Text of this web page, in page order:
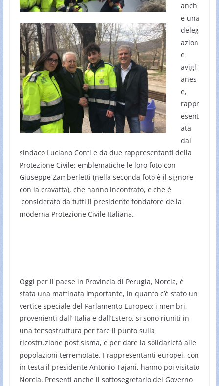
anch
e una
deleg
azion
e
avigli
anes
e,
rappr
esent
ata
dal
sindaco Luciano Conti e da due rappresentanti della
Protezione Civile: emblematiche le loro foto con
Giuseppe Zamberletti (nella seconda foto è il signore
con la cravatta), che hanno incontrato, e che è
considerato da tutti il presidente fondatore della
moderna Protezione Civile Italiana.
Oggi per il paese in Provincia di Perugia, Norcia, è
stata una mattinata importante, in quanto c’è stato un
vertice speciale del Parlamento Europeo: i membri,
provenienti dall’ Italia e dall’Estero, si sono riuniti in
una tensostruttura per fare il punto sulla
ricostruzione post sisma, e per dare la solidarietà alle
popolazioni terremotate. I rappresentanti europei, con
in testa il presidente Antonio Tajani, hanno poi visitato
Norcia. Presenti anche il sottosegretario del Governo